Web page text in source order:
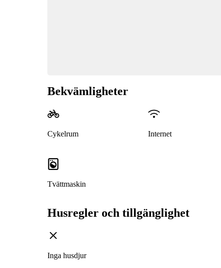
Bekvämligheter
Cykelrum Internet
Tvättmaskin
Husregler och tillgänglighet
Inga husdjur